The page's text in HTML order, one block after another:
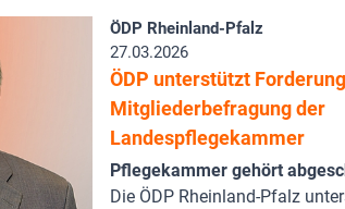
ÖDP Rheinland-Pfalz
27.03.2026
ÖDP unterstützt
Mitgliederbefragung der
Landespflegekammer
Pflegekammer gehört
Die ÖDP Rheinland-Pfalz